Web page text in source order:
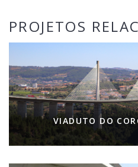
PROJETOS
VIADUTO DO